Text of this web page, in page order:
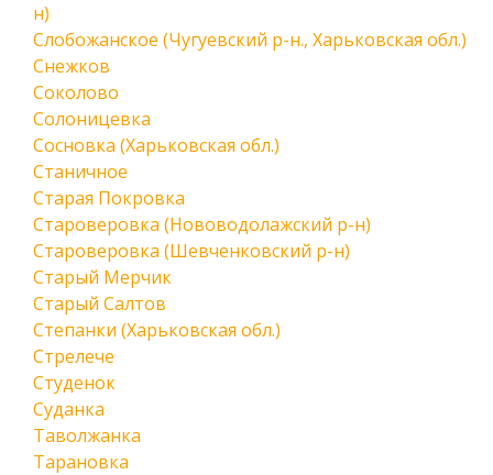
н)
Слобожанское (Чугуевский р-н., Харьковская обл.)
Снежков
Соколово
Солоницевка
Сосновка (Харьковская обл.)
Станичное
Старая Покровка
Староверовка (Нововодолажский р-н)
Староверовка (Шевченковский р-н)
Старый Мерчик
Старый Салтов
Степанки (Харьковская обл.)
Стрелече
Студенок
Суданка
Таволжанка
Тарановка